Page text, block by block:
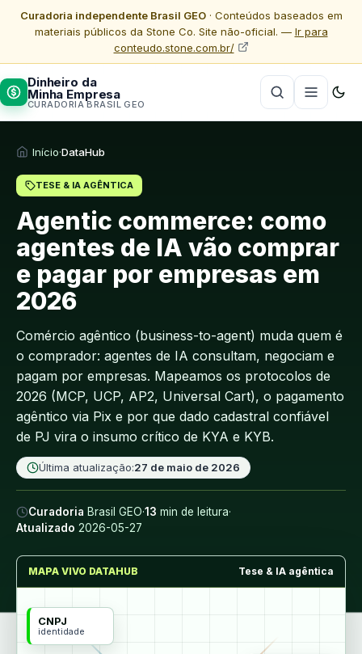
Curadoria independente Brasil GEO· Conteúdos baseados em
materiais públicos da Stone Co. Site não-oficial. — Ir para
conteudo.stone.com.br/
Dinheiro da
Minha Empresa
CURADORIA BRASIL GEO
Início·DataHub
TESE & IA AGÊNTICA
Agentic commerce: como
agentes de IA vão comprar
e pagar por empresas em
2026
Comércio agêntico (business-to-agent) muda quem é
o comprador: agentes de IA consultam, negociam e
pagam por empresas. Mapeamos os protocolos de
2026 (MCP, UCP, AP2, Universal Cart), o pagamento
agêntico via Pix e por que dado cadastral confiável
de PJ vira o insumo crítico de KYA e KYB.
Última atualização:27 de maio de 2026
Curadoria Brasil GEO·13 min de leitura·
Atualizado 2026-05-27
MAPA VIVO DATAHUB Tese & IA agêntica
CNPJ
identidade